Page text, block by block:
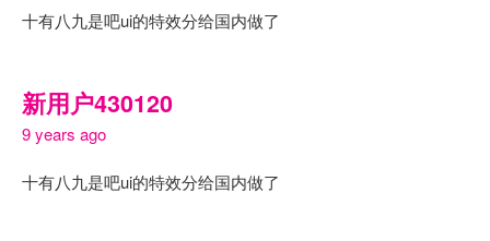
十有八九是吧ui的特效分给国内做了
新用户430120
9 years ago
十有八九是吧ui的特效分给国内做了